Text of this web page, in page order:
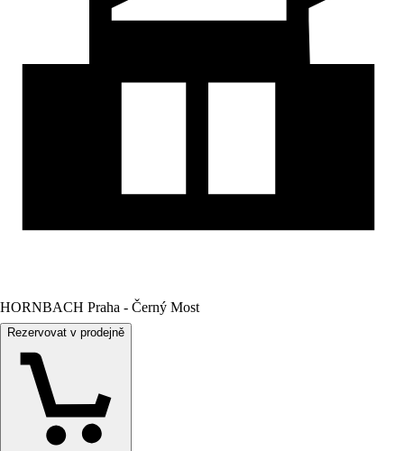
HORNBACH Praha - Černý Most
Rezervovat v prodejně